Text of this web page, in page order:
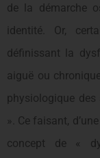
de la démarche
identité. Or,
définissant la
aiguë ou
physiologique
». Ce faisant,
concept de «